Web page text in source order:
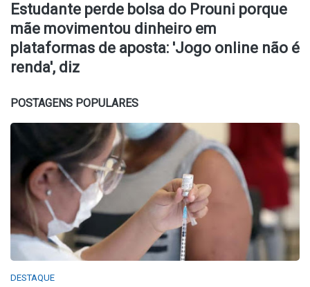
Estudante perde bolsa do Prouni porque
mãe movimentou dinheiro em
plataformas de aposta: 'Jogo online não é
renda', diz
POSTAGENS POPULARES
DESTAQUE